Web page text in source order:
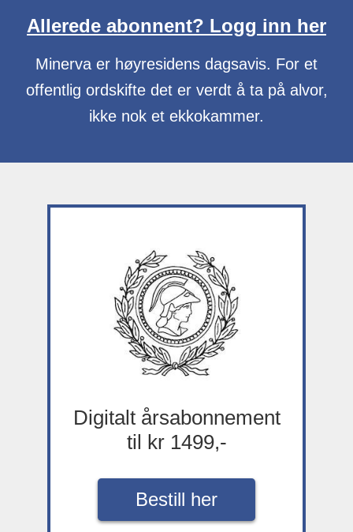
Allerede abonnent? Logg inn her
Minerva er høyresidens dagsavis. For et
offentlig ordskifte det er verdt å ta på alvor,
ikke nok et ekkokammer.
Digitalt årsabonnement
til kr 1499,-
Bestill her